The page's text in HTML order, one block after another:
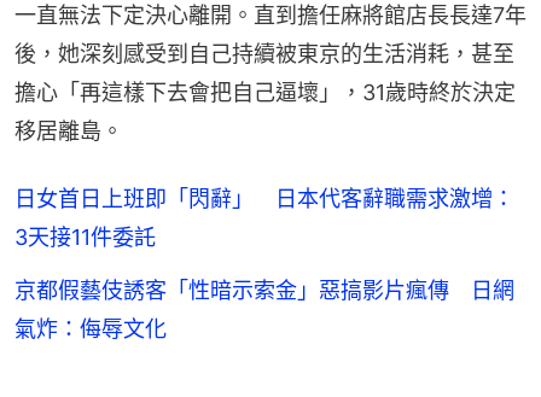
一直無法下定決心離開。直到擔任麻將館店長長達7年
後，她深刻感受到自己持續被東京的生活消耗，甚至
擔心「再這樣下去會把自己逼壞」，31歲時終於決定
移居離島。
日女首日上班即「閃辭」 日本代客辭職需求激增：
3天接11件委託
京都假藝伎誘客「性暗示索金」惡搞影片瘋傳 日網
氣炸：侮辱文化